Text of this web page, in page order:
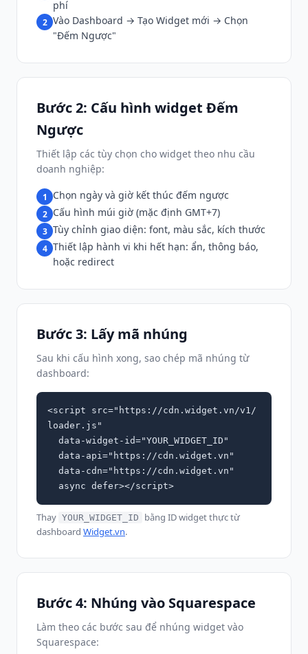
phí
2 Vào Dashboard → Tạo Widget mới → Chọn
"Đếm Ngược"
Bước 2: Cấu hình widget Đếm
Ngược
Thiết lập các tùy chọn cho widget theo nhu cầu
doanh nghiệp:
1 Chọn ngày và giờ kết thúc đếm ngược
2 Cấu hình múi giờ (mặc định GMT+7)
3 Tùy chỉnh giao diện: font, màu sắc, kích thước
4 Thiết lập hành vi khi hết hạn: ẩn, thông báo,
hoặc redirect
Bước 3: Lấy mã nhúng
Sau khi cấu hình xong, sao chép mã nhúng từ
dashboard:
<script src="https://cdn.widget.vn/v1/
loader.js"
  async defer></script>
Thay YOUR_WIDGET_ID
bằng ID widget thực từ
dashboard Widget.vn.
Bước 4: Nhúng vào Squarespace
Làm theo các bước sau để nhúng widget vào
Squarespace: